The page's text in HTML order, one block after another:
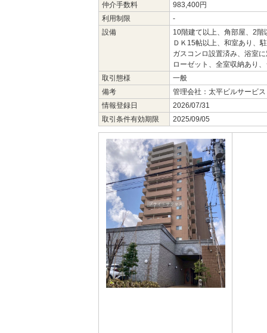
仲介手数料
983,400円
利用制限
-
設備
10階建て以上、角部屋、2
ＤＫ15帖以上、和室あり、
ガスコンロ設置済み、浴室
ローゼット、全室収納あり
取引態様
一般
備考
管理会社：太平ビルサービ
情報登録日
2026/07/31
取引条件有効期限
2025/09/05